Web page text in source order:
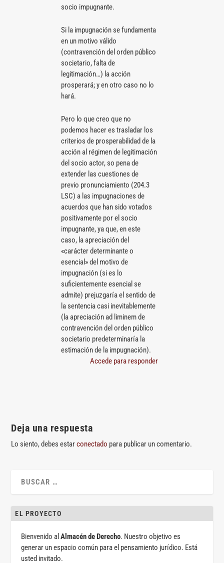
socio impugnante.
Si la impugnación se fundamenta
en un motivo válido
(contravención del orden público
societario, falta de
legitimación…) la acción
prosperará; y en otro caso no lo
hará.
Pero lo que creo que no
podemos hacer es trasladar los
criterios de prosperabilidad de la
acción al régimen de legitimación
del socio actor, so pena de
extender las cuestiones de
previo pronunciamiento (204.3
LSC) a las impugnaciones de
acuerdos que han sido votados
positivamente por el socio
impugnante, ya que, en este
caso, la apreciación del
«carácter determinante o
esencial» del motivo de
impugnación (si es lo
suficientemente esencial se
admite) prejuzgaría el sentido de
la sentencia casi inevitablemente
(la apreciación ad liminem de
contravención del orden público
societario predeterminaría la
estimación de la impugnación).
Accede para responder
Deja una respuesta
Lo siento, debes estarconectado para publicar un comentario.
EL PROYECTO
Bienvenido alAlmacén de Derecho. Nuestro objetivo es
generar un espacio común para el pensamiento jurídico. Está
usted invitado.